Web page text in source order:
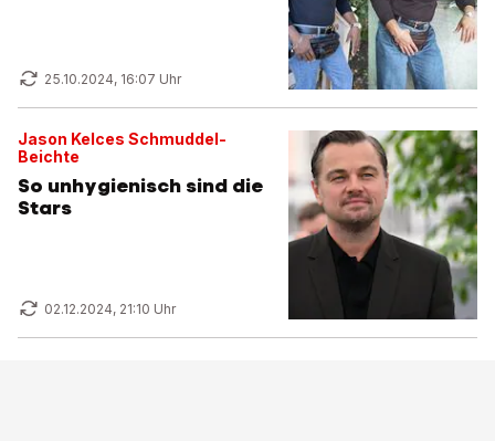
25.10.2024, 16:07 Uhr
Jason Kelces Schmuddel-
Beichte
So unhygienisch sind die
Stars
02.12.2024, 21:10 Uhr